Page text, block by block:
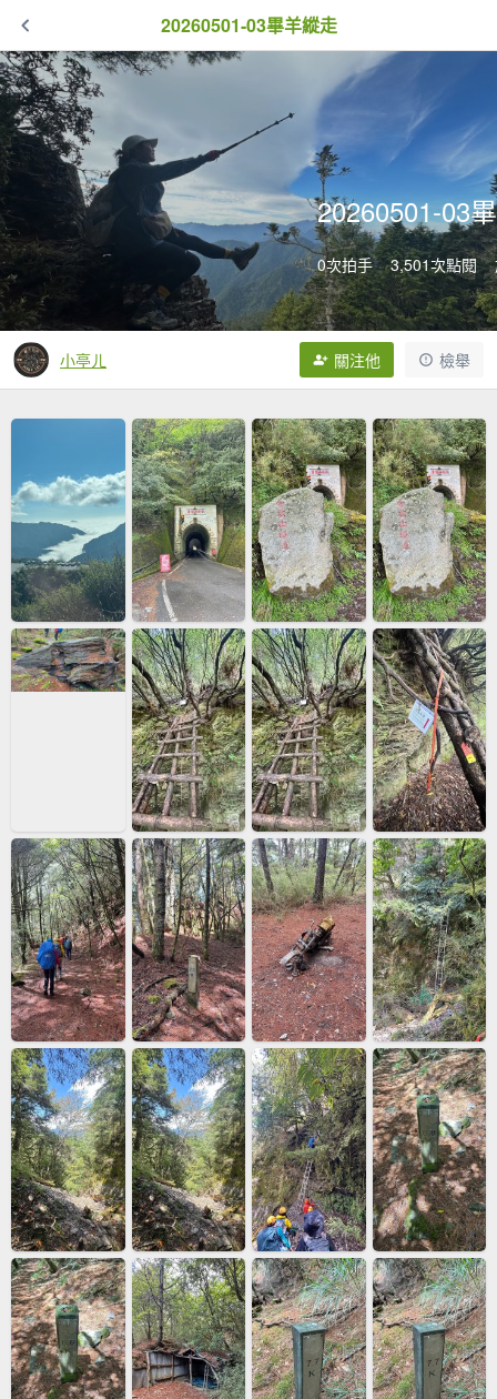
20260501-03畢羊縱走
20260501-03
0次拍手 3,501次點閱
小亭ㄦ 關注他 檢舉